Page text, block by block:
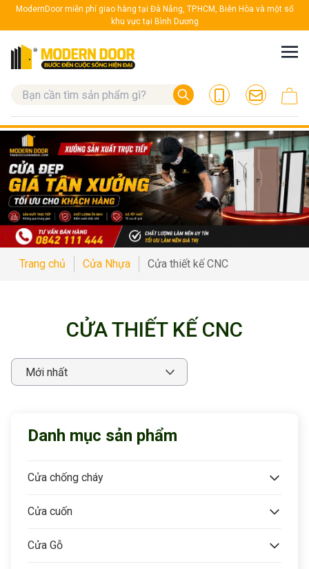
ModernDoor miễn phí giao hàng tại Đà Nẵng, TP.HCM, Biên Hòa và một số
khu vực tại Bình Dương
Trang chủ Cửa Nhựa Cửa thiết kế CNC
CỬA THIẾT KẾ CNC
Danh mục sản phẩm
Cửa chống cháy
Cửa cuốn
Cửa Gỗ